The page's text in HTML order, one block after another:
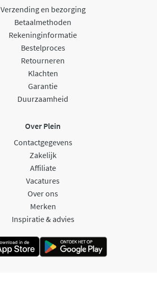
Verzending en bezorging
Betaalmethoden
Rekeninginformatie
Bestelproces
Retourneren
Klachten
Garantie
Duurzaamheid
Over Plein
Contactgegevens
Zakelijk
Affiliate
Vacatures
Over ons
Merken
Inspiratie & advies